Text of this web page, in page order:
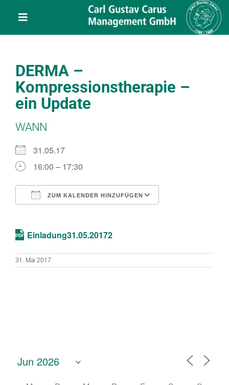
Toggle
Navigation
Über uns
Veranstaltungen
Projekte
DERMA –
Kompressionstherapie –
ein Update
WANN
31.05.17
16:00 – 17:30
ZUM KALENDER HINZUFÜGEN
Einladung31.05.20172
31. Mai 2017